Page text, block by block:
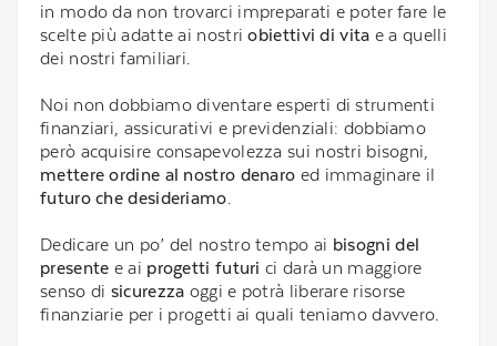
in modo da non trovarci impreparati e poter fare le
scelte più adatte ai nostriobiettivi di vita e a quelli
dei nostri familiari.
Noi non dobbiamo diventare esperti di strumenti
finanziari, assicurativi e previdenziali: dobbiamo
però acquisire consapevolezza sui nostri bisogni,
mettere ordine al nostro denaro ed immaginare il
futuro che desideriamo.
Dedicare un po’ del nostro tempo ai bisogni del
presente e ai progetti futuri ci darà un maggiore
senso di sicurezza oggi e potrà liberare risorse
finanziarie per i progetti ai quali teniamo davvero.